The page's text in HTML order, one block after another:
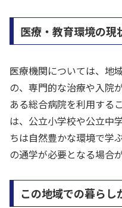
医療・教育環境の現
医療機関については、地
の、専門的な治療や入院
ある総合病院を利用する
は、公立小学校や公立中
ちは自然豊かな環境で学
の通学が必要となる場合
この地域での暮らし